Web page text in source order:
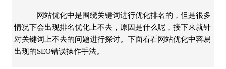
网站优化中是围绕关键词进行优化排名的，但是很多
情况下会出现排名优化上不去，原因是什么呢，接下来就针
对关键词上不去的问题进行探讨。下面看看网站优化中容易
出现的SEO错误操作手法。